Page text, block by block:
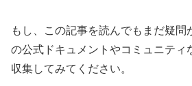
もし、この記事を読んでもまだ疑問
の公式ドキュメントやコミュニティ
収集してみてください。